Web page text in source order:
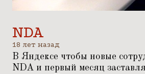
NDA
18 лет назад
В Яндексе чтобы новые
NDA и первый месяц